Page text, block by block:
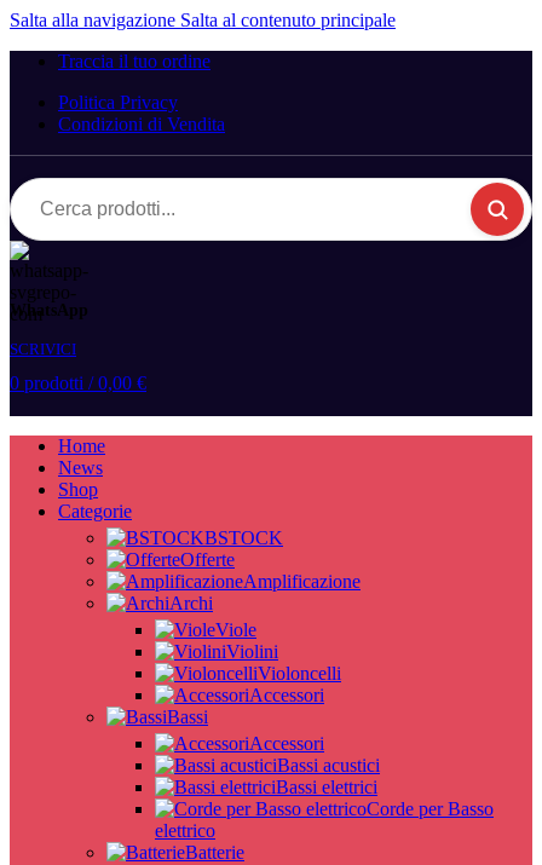
Salta alla navigazione Salta al contenuto principale
Traccia il tuo ordine
Politica Privacy
Condizioni di Vendita
Cerca
prodotti...
WhatsApp
SCRIVICI
0 prodotti / 0,00 €
Home
News
Shop
Categorie
BSTOCK
Offerte
Amplificazione
Archi
Viole
Violini
Violoncelli
Accessori
Bassi
Accessori
Bassi acustici
Bassi elettrici
Corde per Basso
elettrico
Batterie